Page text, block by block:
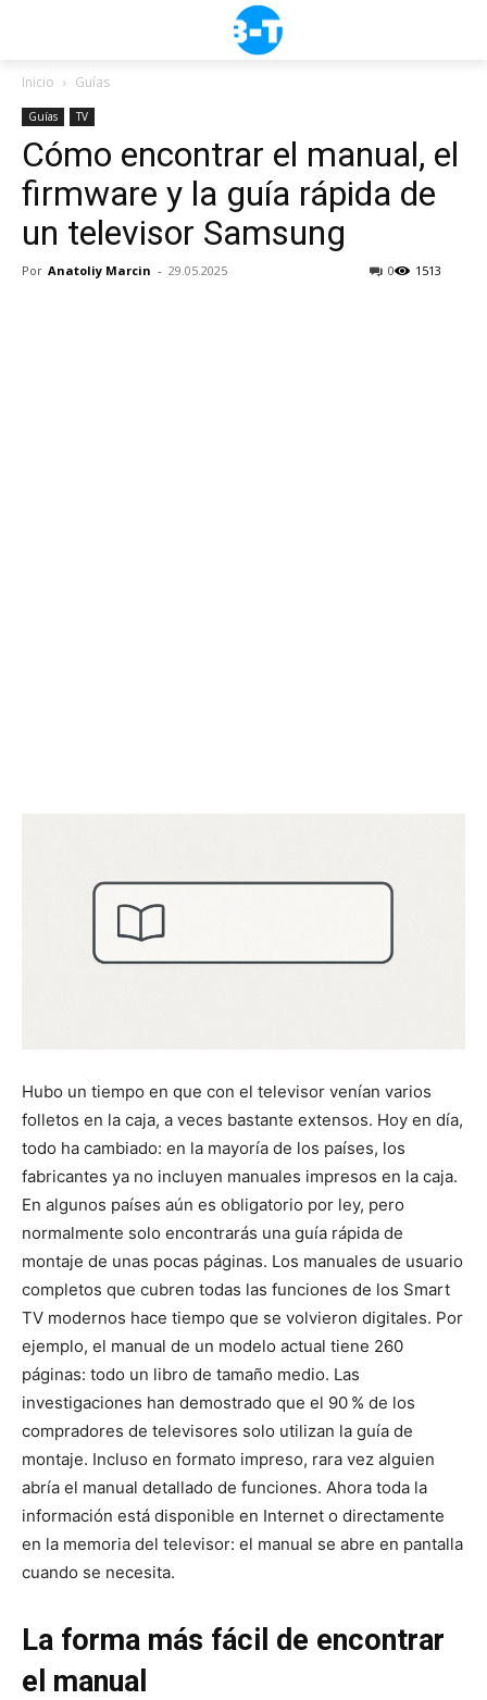
Inicio Guías
Guías TV
Cómo encontrar el manual, el
firmware y la guía rápida de
un televisor Samsung
Por Anatoliy Marcin - 29.05.2025 1513
0
Hubo un tiempo en que con el televisor venían varios
folletos en la caja, a veces bastante extensos. Hoy en día,
todo ha cambiado: en la mayoría de los países, los
fabricantes ya no incluyen manuales impresos en la caja.
En algunos países aún es obligatorio por ley, pero
normalmente solo encontrarás una guía rápida de
montaje de unas pocas páginas. Los manuales de usuario
completos que cubren todas las funciones de los Smart
TV modernos hace tiempo que se volvieron digitales. Por
ejemplo, el manual de un modelo actual tiene 260
páginas: todo un libro de tamaño medio. Las
investigaciones han demostrado que el 90 % de los
compradores de televisores solo utilizan la guía de
montaje. Incluso en formato impreso, rara vez alguien
abría el manual detallado de funciones. Ahora toda la
información está disponible en Internet o directamente
en la memoria del televisor: el manual se abre en pantalla
cuando se necesita.
La forma más fácil de encontrar
el manual